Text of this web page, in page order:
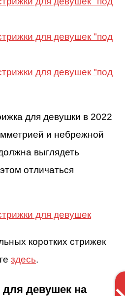
для девушки в 2022
и небрежной
выглядеть
отличаться
коротких стрижек
здесь.
девушек на